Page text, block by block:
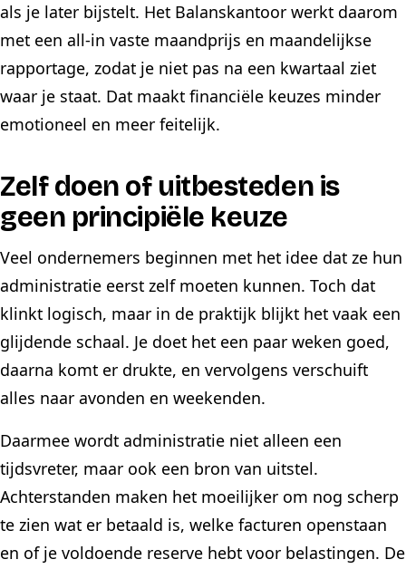
als je later bijstelt. Het Balanskantoor werkt daarom
met een all-in vaste maandprijs en maandelijkse
rapportage, zodat je niet pas na een kwartaal ziet
waar je staat. Dat maakt financiële keuzes minder
emotioneel en meer feitelijk.
Zelf doen of uitbesteden is
geen principiële keuze
Veel ondernemers beginnen met het idee dat ze hun
administratie eerst zelf moeten kunnen. Toch dat
klinkt logisch, maar in de praktijk blijkt het vaak een
glijdende schaal. Je doet het een paar weken goed,
daarna komt er drukte, en vervolgens verschuift
alles naar avonden en weekenden.
Daarmee wordt administratie niet alleen een
tijdsvreter, maar ook een bron van uitstel.
Achterstanden maken het moeilijker om nog scherp
te zien wat er betaald is, welke facturen openstaan
en of je voldoende reserve hebt voor belastingen. De